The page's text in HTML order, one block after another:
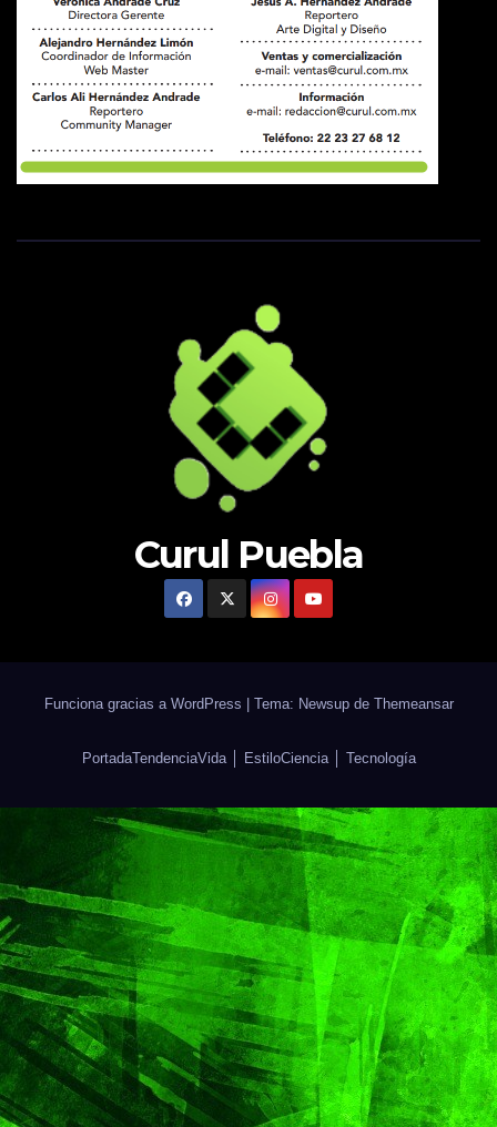
Curul Puebla
Funciona gracias a WordPress Tema: Newsup de Themeansar
PortadaTendenciaVida │ EstiloCiencia │ Tecnología